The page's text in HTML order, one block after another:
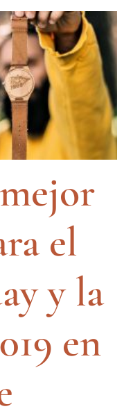
el
y la
en